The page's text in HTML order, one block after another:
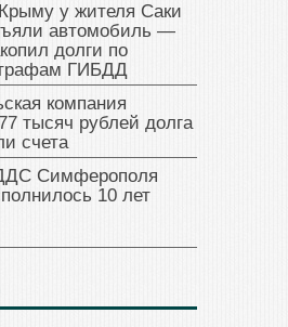
у жителя Саки
автомобиль —
долги по
ГИБДД
компания
тысяч рублей долга
счета
Симферополя
10 лет